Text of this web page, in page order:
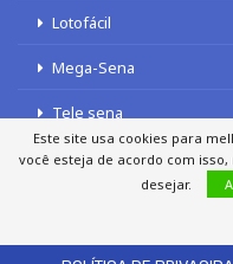
Lotofácil
Mega-Sena
Tele sena
Este site usa cookies para
você esteja de acordo com
desejar.